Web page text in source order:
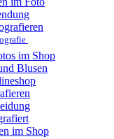
im Shop
Blusen
im Shop